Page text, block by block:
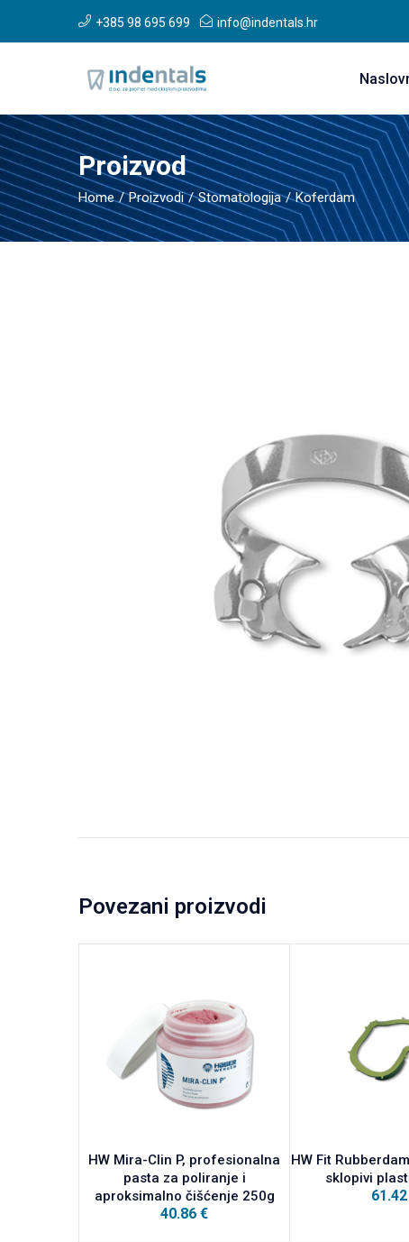
+385 98 695 699 info@indentals.hr
Proizvod
Home Proizvodi Stomatologija Koferdam
Povezani proizvodi
HW Mira-Clin P, profesionalna
pasta za poliranje i
aproksimalno čišćenje 250g
40.86 €
HW Fit
sklopivi
61.42